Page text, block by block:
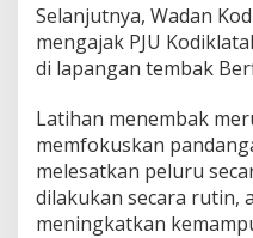
Selanjutnya, Wadan
mengajak PJU
di lapangan tembak
Latihan menembak
memfokuskan
melesatkan peluru
dilakukan secara rutin,
meningkatkan